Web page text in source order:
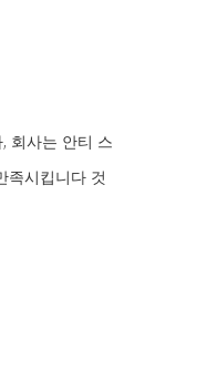
회사는 안티 스
족시킵니다 것